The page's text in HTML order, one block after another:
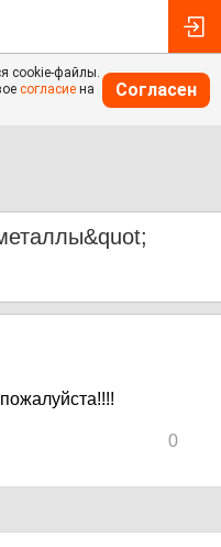
cookie-файлы.
согласие на
Согласен
0